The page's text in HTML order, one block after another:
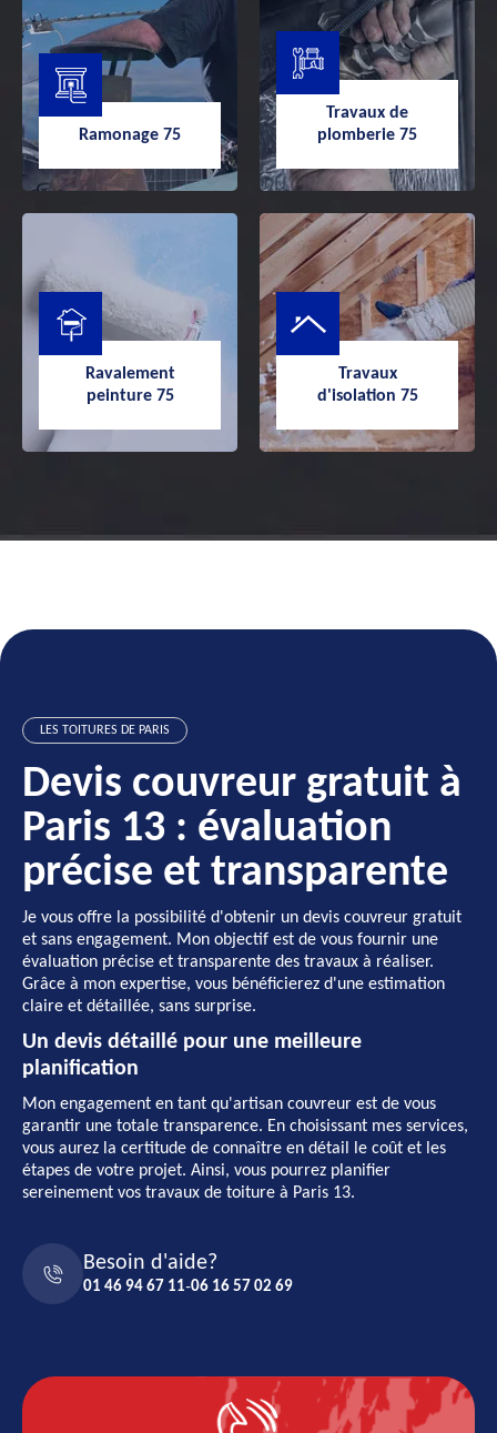
Travaux de
zinguerie 75
Traitement de
charpente 75
Ramonage 75
Ramonage 75
Travaux de
plomberie 75
Travaux de
plomberie 75
Ravalement
peinture 75
Ravalement
Travaux
d'isolation 75
Travaux
LES TOITURES DE PARIS
Devis couvreur gratuit à
Paris 13 : évaluation
précise et transparente
Je vous offre la possibilité d'obtenir un devis couvreur gratuit
et sans engagement. Mon objectif est de vous fournir une
évaluation précise et transparente des travaux à réaliser.
Grâce à mon expertise, vous bénéficierez d'une estimation
claire et détaillée, sans surprise.
Un devis détaillé pour une meilleure
planification
Mon engagement en tant qu'artisan couvreur est de vous
garantir une totale transparence. En choisissant mes services,
vous aurez la certitude de connaître en détail le coût et les
étapes de votre projet. Ainsi, vous pourrez planifier
sereinement vos travaux de toiture à Paris 13.
Besoin d'aide?
01 46 94 67 11-06 16 57 02 69